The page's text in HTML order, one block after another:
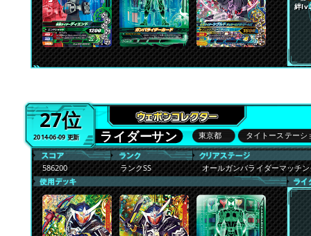
絆
27位
2014-06-09 更新 ライダーサン 東京都 タイトーステーシ
586200 ランクSS オールガンバライダーマッチ